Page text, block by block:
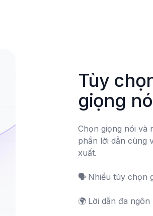
Tùy
giọng
Chọn giọng nói và
phần lời dẫn cùng
xuất.
🗣️	Nhiều tùy chọn giọng nói
🌍	Lời dẫn đa